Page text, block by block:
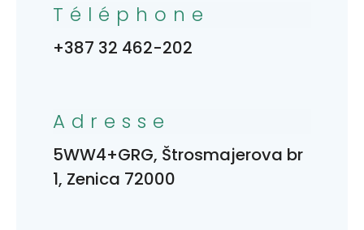
Téléphone
+387 32 462-202
Adresse
5WW4+GRG, Štrosmajerova br
1, Zenica 72000